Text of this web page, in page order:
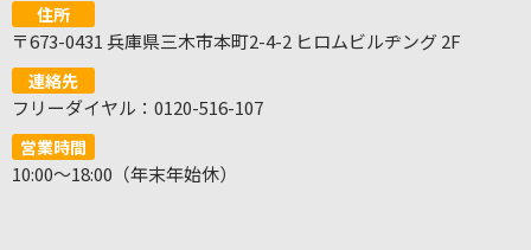
住所
〒673-0431 兵庫県三木市本町2-4-2 ヒロムビルヂング 2F
連絡先
フリーダイヤル：0120-516-107
営業時間
10:00～18:00（年末年始休）